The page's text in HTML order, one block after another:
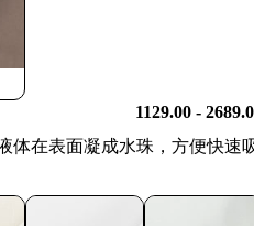
1129.00 -
体在表面凝成水珠，方便快速